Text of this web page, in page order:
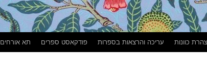
כוונות עריכה והרצאות בספרות פודקאסט ספרים תא אורחים